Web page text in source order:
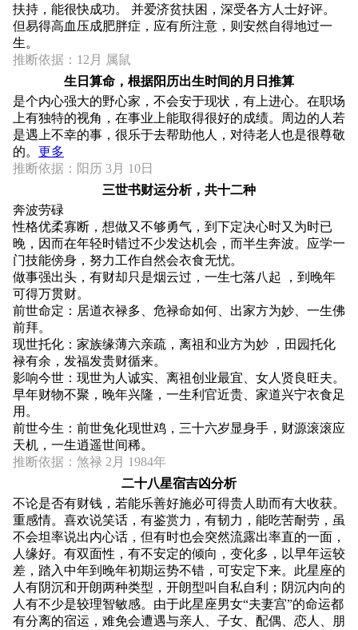
扶持，能很快成功。 并爱济贫扶困，深受各方人士好评。
但易得高血压成肥胖症，应有所注意，则安然自得地过一
生。
推断依据：12月 属鼠
生日算命，根据阳历出生时间的月日推算
是个内心强大的野心家，不会安于现状，有上进心。在职场
上有独特的视角，在事业上能取得很好的成绩。周边的人若
是遇上不幸的事，很乐于去帮助他人，对待老人也是很尊敬
的。 更多
推断依据：阳历 3月 10日
三世书财运分析，共十二种
奔波劳碌
性格优柔寡断，想做又不够勇气，到下定决心时又为时已
晚，因而在年轻时错过不少发达机会，而半生奔波。应学一
门技能傍身，努力工作自然会衣食无忧。
做事强出头，有财却只是烟云过，一生七落八起 ，到晚年
可得万贯财。
前世命定：居道衣禄多、危禄命如何、出家方为妙、一生佛
前拜。
现世托化：家族缘薄六亲疏，离祖和业方为妙 ，田园托化
禄有余，发福发贵财循来。
影响今世：现世为人诚实、离祖创业最宜、女人贤良旺夫。
早年财物不聚，晚年兴隆，一生利官近贵、家道兴宁衣食足
用。
前世今生：前世兔化现世鸡，三十六岁显身手，财源滚滚应
天机，一生逍遥世间稀。
推断依据：煞禄 2月 1984年
二十八星宿吉凶分析
不论是否有财钱，若能乐善好施必可得贵人助而有大收获。
重感情。喜欢说笑话，有鉴赏力，有韧力，能吃苦耐劳，虽
不会坦率说出内心话，但有时也会突然流露出率直的一面，
人缘好。有双面性，有不安定的倾向，变化多，以早年运较
差，踏入中年到晚年初期运势不错，可安定下来。此星座的
人有阴沉和开朗两种类型，开朗型叫自私自利；阴沉内向的
人有不少是较理智敏感。由于此星座男女“夫妻宫”的命运都
有分离的宿运，难免会遭遇与亲人、子女、配偶、恋人、朋